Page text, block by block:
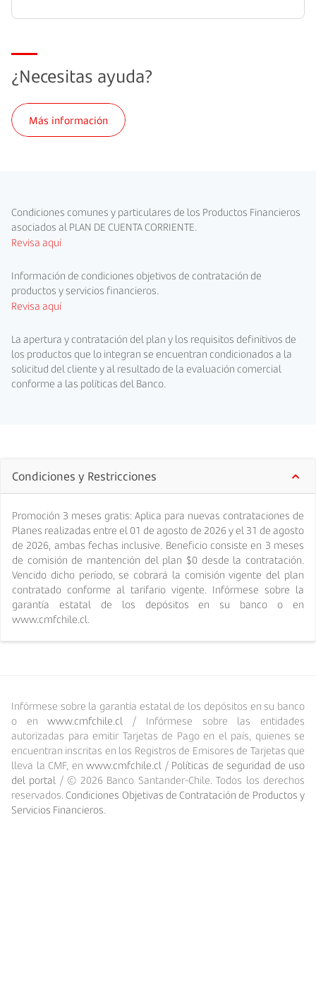
¿Necesitas ayuda?
Más información
Condiciones comunes y particulares de los Productos Financieros
asociados al PLAN DE CUENTA CORRIENTE.
Revisa aquí
Información de condiciones objetivos de contratación de
productos y servicios financieros.
Revisa aquí
La apertura y contratación del plan y los requisitos definitivos de
los productos que lo integran se encuentran condicionados a la
solicitud del cliente y al resultado de la evaluación comercial
conforme a las políticas del Banco.
Condiciones y Restricciones
Promoción 3 meses gratis: Aplica para nuevas contrataciones de
Planes realizadas entre el 01 de agosto de 2026 y el 31 de agosto
de 2026, ambas fechas inclusive. Beneficio consiste en 3 meses
de comisión de mantención del plan $0 desde la contratación.
Vencido dicho período, se cobrará la comisión vigente del plan
contratado conforme al tarifario vigente. Infórmese sobre la
garantía estatal de los depósitos en su banco o en
www.cmfchile.cl.
Infórmese sobre la garantía estatal de los depósitos en su banco
o enwww.cmfchile.cl / Infórmese sobre las entidades
autorizadas para emitir Tarjetas de Pago en el país, quienes se
encuentran inscritas en los Registros de Emisores de Tarjetas que
lleva la CMF, en www.cmfchile.cl / Políticas de seguridad de uso
del portal / © 2026 Banco Santander-Chile. Todos los derechos
reservados.Condiciones Objetivas de Contratación de Productos y
Servicios Financieros.